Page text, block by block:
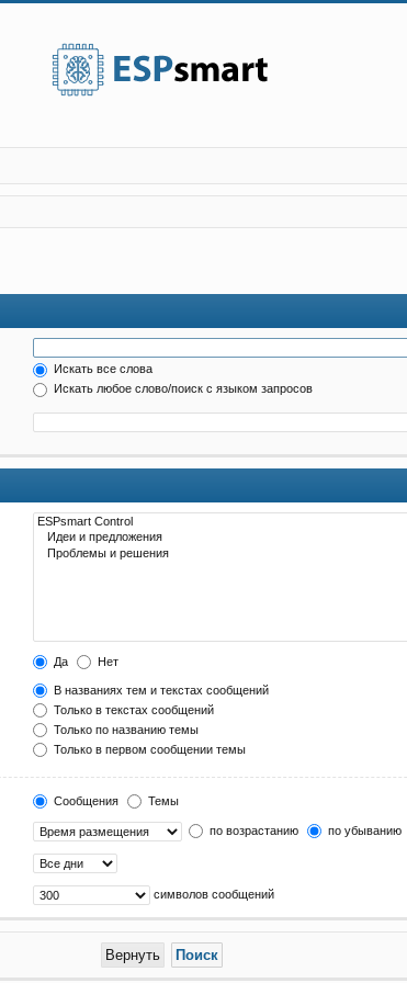
Искать все слова
Искать любое слово/поиск с языком запросов
Да Нет
В названиях тем и текстах сообщений
Только в текстах сообщений
Только по названию темы
Только в первом сообщении темы
Сообщения Темы
по возрастанию по убыванию
символов сообщений